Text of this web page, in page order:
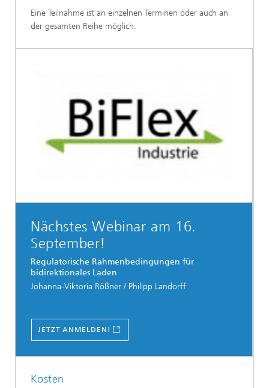
Eine Teilnahme ist an einzelnen Terminen oder auch an
der gesamten Reihe möglich.
Nächstes Webinar am 16.
September!
Regulatorische Rahmenbedingungen für
bidirektionales Laden
Johanna-Viktoria Rößner / Philipp Landorff
JETZT ANMELDEN!
Kosten